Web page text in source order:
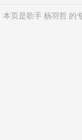
本页是歌手 杨羽哲 的